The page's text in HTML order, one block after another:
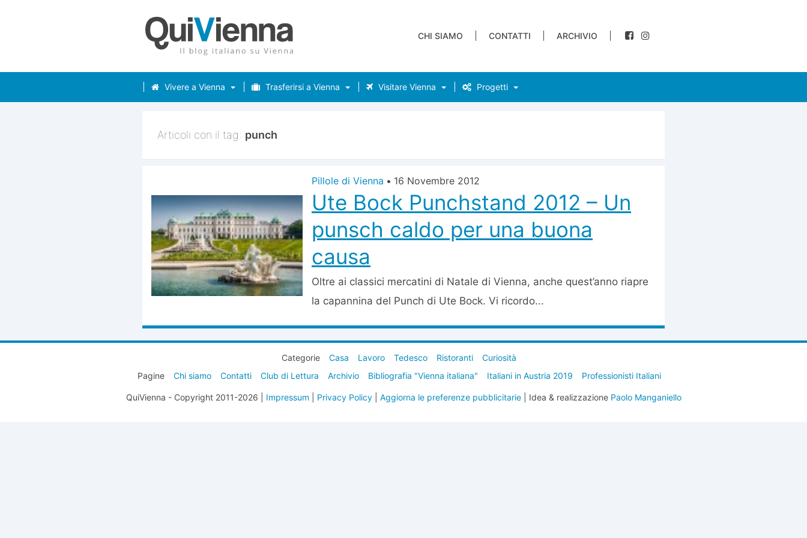
CHI SIAMO CONTATTI ARCHIVIO
Vivere a Vienna Trasferirsi a Vienna Visitare Vienna Progetti
Articoli con il tag: punch
Pillole di Vienna • 16 Novembre 2012
Ute Bock Punchstand 2012 – Un
punsch caldo per una buona
causa
Oltre ai classici mercatini di Natale di Vienna, anche quest’anno riapre
la capannina del Punch di Ute Bock. Vi ricordo...
Categorie Casa Lavoro Tedesco Ristoranti
Curiosità
Pagine
Chi siamo Contatti Club di Lettura Archivio Bibliografia "Vienna italiana" Italiani in Austria 2019 Professionisti Italiani
QuiVienna - Copyright 2011-2026 | Impressum Privacy Policy| Aggiorna le preferenze pubblicitarie| Idea & realizzazione Paolo Manganiello